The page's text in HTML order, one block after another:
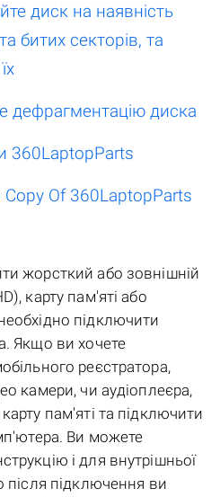
диск на наявність
битих секторів, та
дефрагментацію диска
360LaptopParts
Copy Of 360LaptopParts
жорсткий або зовнішній
карту пам'яті або
підключити
Якщо ви хочете
реєстратора,
камери, чи аудіоплеєра,
пам'яті та підключити
Ви можете
і для внутрішньої
після підключення ви